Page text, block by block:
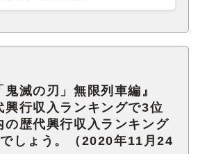
滅の刃」無限列車編』
興行収入ランキングで3位
の歴代興行収入ランキング
しょう。（2020年11月24